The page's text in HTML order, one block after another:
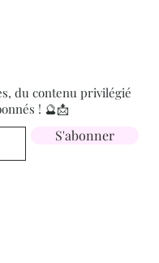
du contenu privilégié
! 🔮📩
S'abonner